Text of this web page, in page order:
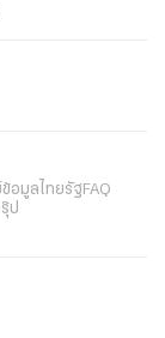
อมูลไทยรัฐFAQ
ป